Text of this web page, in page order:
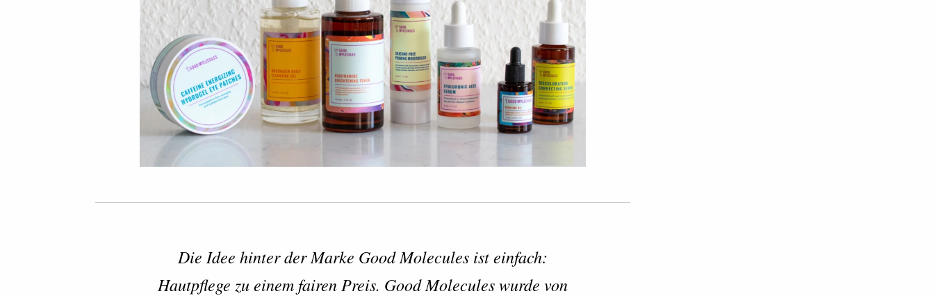
Die Idee hinter der Marke Good Molecules ist einfach:
Hautpflege zu einem fairen Preis. Good Molecules wurde von